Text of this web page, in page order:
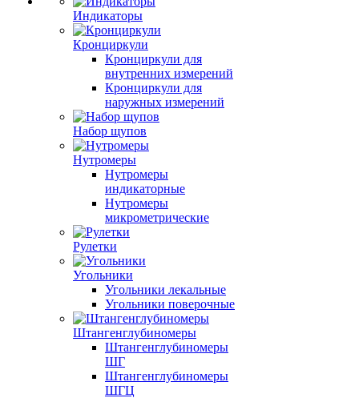
Индикаторы
Кронциркули
Кронциркули для
внутренних измерений
Кронциркули для
наружных измерений
Набор щупов
Нутромеры
Нутромеры
индикаторные
Нутромеры
микрометрические
Рулетки
Угольники
Угольники лекальные
Угольники поверочные
Штангенглубиномеры
Штангенглубиномеры
ШГ
Штангенглубиномеры
ШГЦ